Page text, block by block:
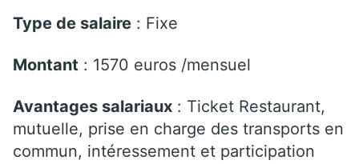
Type de salaire : Fixe
Montant : 1570 euros /mensuel
Avantages salariaux : Ticket Restaurant,
mutuelle, prise en charge des transports en
commun, intéressement et participation